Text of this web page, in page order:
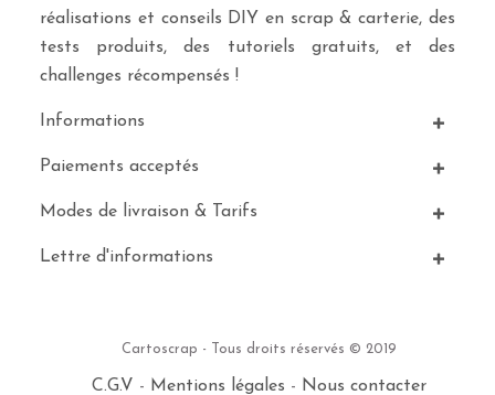
réalisations et conseils DIY en scrap & carterie, des
tests produits, des tutoriels gratuits, et des
challenges récompensés !
Informations
Paiements acceptés
Modes de livraison & Tarifs
Lettre d'informations
Cartoscrap - Tous droits réservés © 2019
C.G.V - Mentions légales - Nous contacter